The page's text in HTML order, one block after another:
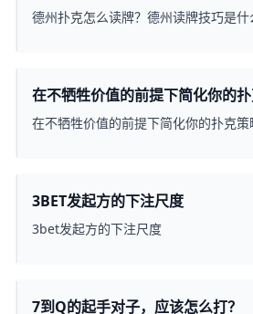
能掌握这种“超能力”
德州扑克怎么读牌？德州读牌技巧是什
在不牺牲价值的前提下简化你的
在不牺牲价值的前提下简化你的扑克策
3BET发起方的下注尺度
3bet发起方的下注尺度
7到Q的起手对子，应该怎么打？